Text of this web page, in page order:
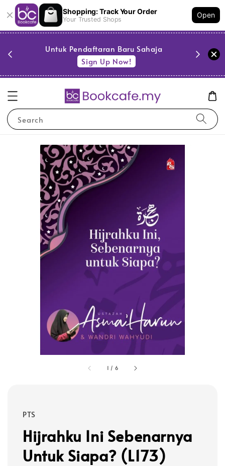
Shopping: Track Your Order
Your Trusted Shops
Open
Untuk Pendaftaran Baru Sahaja
Sign Up Now!
Search
1 / 6
PTS
Hijrahku Ini Sebenarnya
Untuk Siapa? (L173)